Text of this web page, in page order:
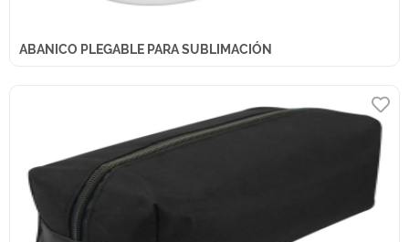
ABANICO PLEGABLE PARA SUBLIMACIÓN